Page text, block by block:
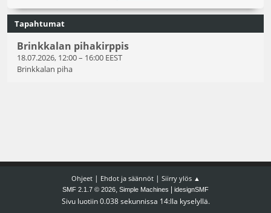
Tapahtumat
Brinkkalan pihakirppis
18.07.2026, 12:00– 16:00 EEST
Brinkkalan piha
Ohjeet| Ehdot ja säännöt| Siirry ylös ▲
SMF 2.1.7 © 2026, Simple Machines idesignSMF
Sivu luotiin 0.038 sekunnissa 14:lla kyselyllä.